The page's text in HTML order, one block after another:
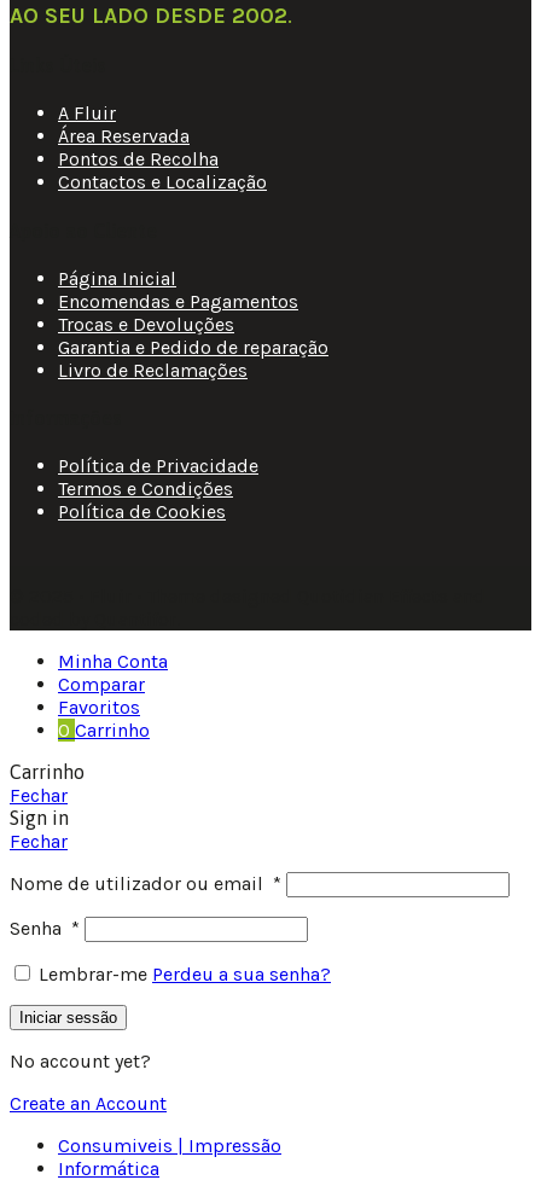
AO SEU LADO DESDE 2002.
A Fluir
Área Reservada
Pontos de Recolha
Contactos e Localização
Página Inicial
Encomendas e Pagamentos
Trocas e Devoluções
Garantia e Pedido de reparação
Livro de Reclamações
Política de Privacidade
Termos e Condições
Política de Cookies
Minha Conta
Comparar
Favoritos
0 Carrinho
Carrinho
Fechar
Sign in
Fechar
Nome de utilizador ou email *
Senha *
Lembrar-me Perdeu a sua senha?
Iniciar sessão
No account yet?
Create an Account
Consumiveis | Impressão
Informática